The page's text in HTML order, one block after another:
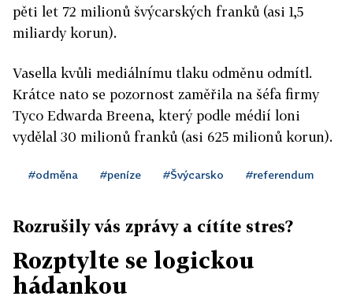
pěti let 72 milionů švýcarských franků (asi 1,5
miliardy korun).
Vasella kvůli mediálnímu tlaku odměnu odmítl.
Krátce nato se pozornost zaměřila na šéfa firmy
Tyco Edwarda Breena, který podle médií loni
vydělal 30 milionů franků (asi 625 milionů korun).
#odměna #peníze #Švýcarsko #referendum
Rozrušily vás zprávy a cítíte stres?
Rozptylte se logickou
hádankou